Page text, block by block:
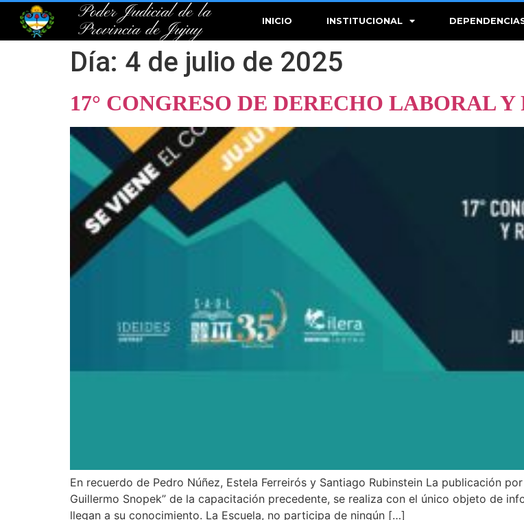
Poder Judicial de la
Provincia de Jujuy
INICIO INSTITUCIONAL
Día: 4 de julio de 2025
17° CONGRESO DE DERECHO LABORAL
En recuerdo de Pedro Núñez, Estela Ferreirós y Santiago Rubinstein La publicación
Guillermo Snopek” de la capacitación precedente, se realiza con el único objeto de
llegan a su conocimiento. La Escuela, no participa de ningún […]